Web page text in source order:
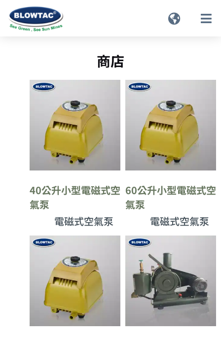
商店
40公升小型電磁式空
氣泵
電磁式空氣泵
60公升小型電磁式空
氣泵
電磁式空氣泵